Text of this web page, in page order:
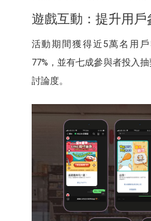
遊戲互動：提升用戶
活動期間獲得近5萬名用
77%，並有七成參與者投入
討論度。